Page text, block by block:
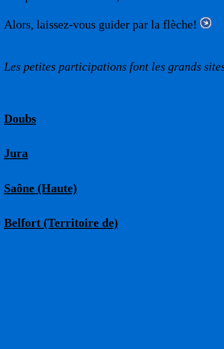
Alors, laissez-vous guider par la flèche!
Les petites participations font les grands
Doubs
Jura
Saône (Haute)
Belfort (Territoire de)